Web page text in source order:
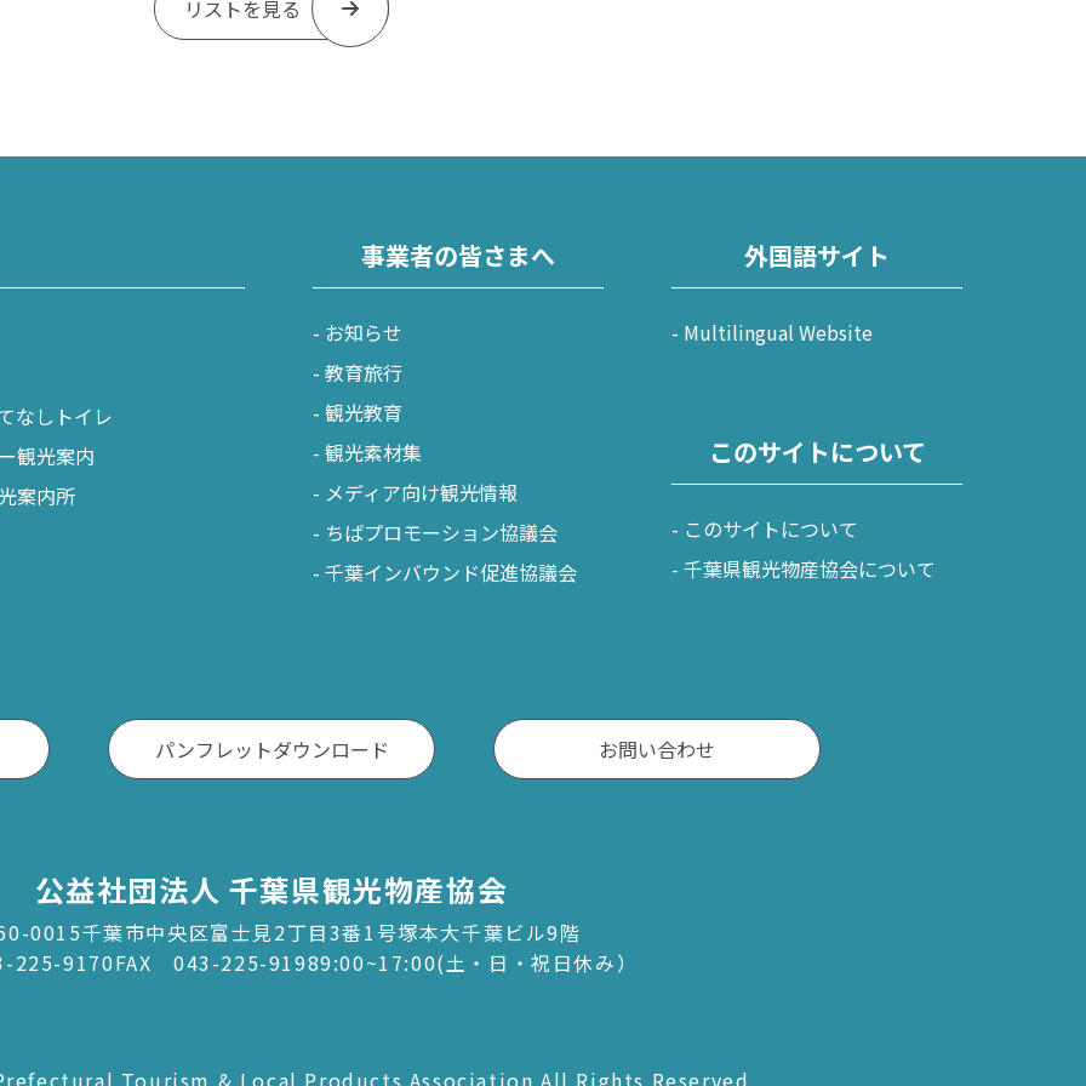
リストを見る
なしトイレ
観光案内
案内所
事業者の皆さまへ
お知らせ
教育旅行
観光教育
観光素材集
メディア向け観光情報
ちばプロモーション協議会
千葉インバウンド促進協議会
外国語サイト
Multilingual Website
このサイトについて
このサイトについて
千葉県観光物産協会について
パンフレットダウンロード お問い合わせ
公益社団法人 千葉県観光物産協会
0015千葉市中央区富士見2丁目3番1号塚本大千葉ビル9階
225-9170FAX 043-225-91989:00~17:00(土・日・祝日休み）